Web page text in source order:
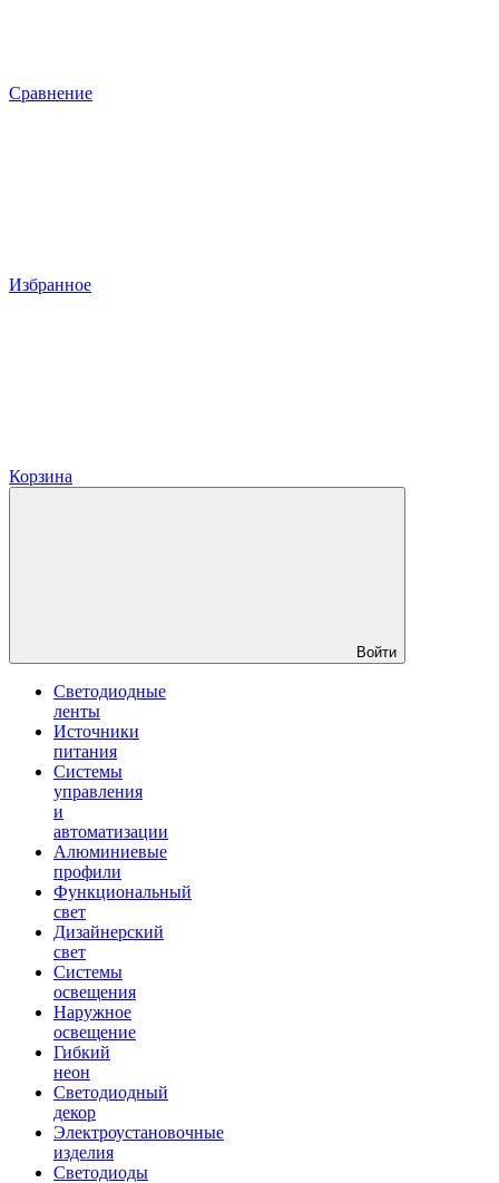
Сравнение
Избранное
Корзина
Войти
Светодиодные
ленты
Источники
питания
Системы
управления
и
автоматизации
Алюминиевые
профили
Функциональный
свет
Дизайнерский
свет
Системы
освещения
Наружное
освещение
Гибкий
неон
Светодиодный
декор
Электроустановочные
изделия
Светодиоды